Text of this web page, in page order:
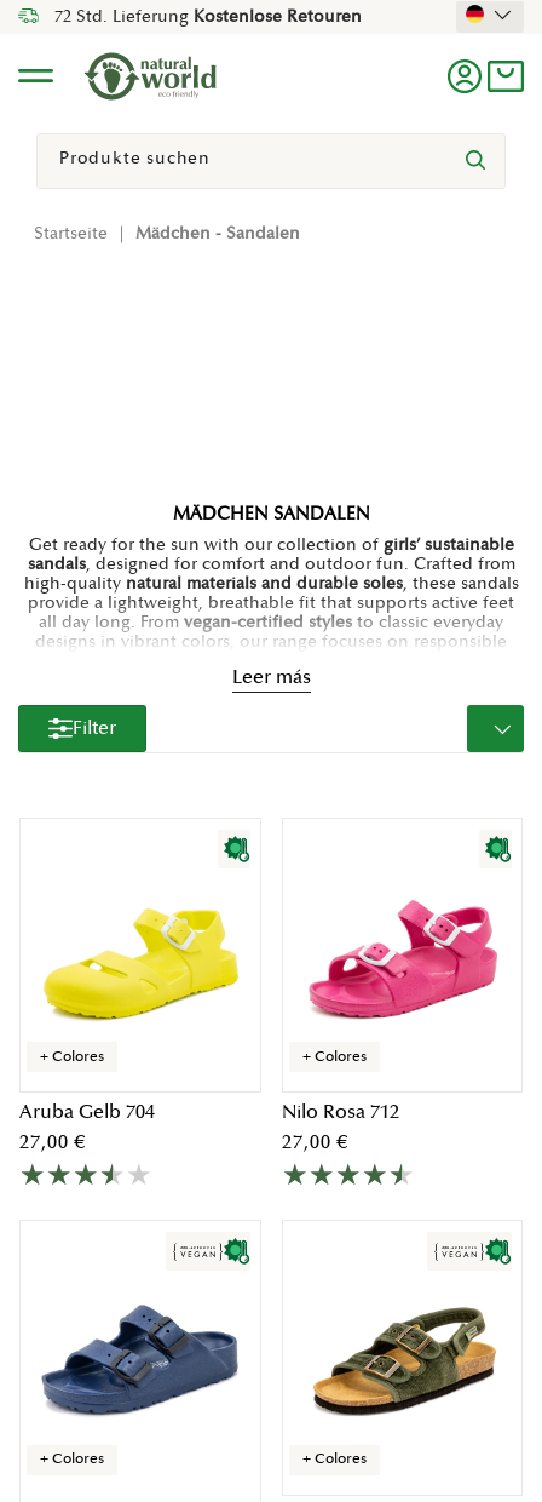
72 Std. Lieferung Kostenlose Retouren
Menü
Suchen
Suchen
Startseite | Mädchen - Sandalen
MÄDCHEN SANDALEN
Get ready for the sun with our collection of girls’ sustainable
sandals, designed for comfort and outdoor fun. Crafted from
high-quality natural materials and durable soles, these sandals
provide a lightweight, breathable fit that supports active feet
all day long. From vegan-certified styles to classic everyday
designs in vibrant colors, our range focuses on responsible
and find the perfect pair for the beach, the
park, or any summer getaway.
Leer más
Filter
+ Colores
Aruba Gelb 704
27,00 €
+ Colores
Nilo Rosa 712
27,00 €
+ Colores + Colores